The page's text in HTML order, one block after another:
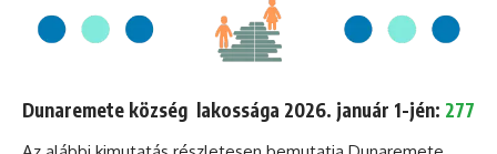
Dunaremete község lakossága 2026. január 1-jén: 277